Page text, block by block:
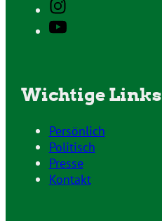
Wichtige Links
Persönlich
Politisch
Presse
Kontakt